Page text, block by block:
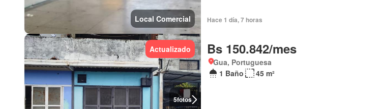
Local Comercial Hace 1 día, 7 horas
5fotos
Actualizado Bs 150.842/mes
Gua, Portuguesa
1 Baño
45 m²